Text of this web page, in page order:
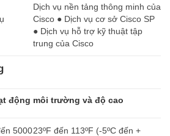
Dịch vụ nền tảng thông minh của
Cisco ● Dịch vụ cơ sở Cisco SP
● Dịch vụ hỗ trợ kỹ thuật tập
trung của Cisco
động môi trường và độ cao
500023ºF đến 113ºF (-5ºC đến +